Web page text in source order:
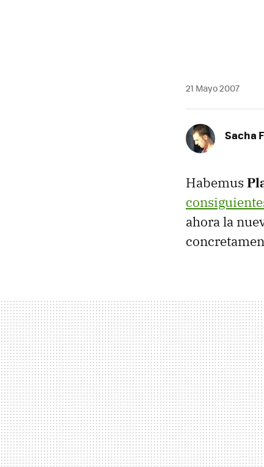
21 Mayo 2007
Sacha
Habemus
ahora la